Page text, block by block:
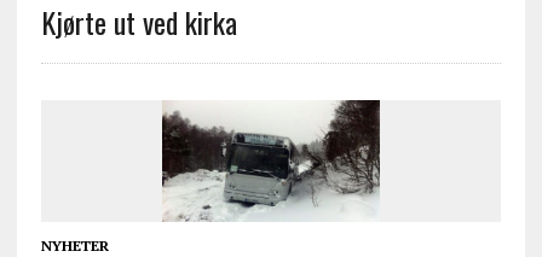
Kjørte ut ved kirka
NYHETER